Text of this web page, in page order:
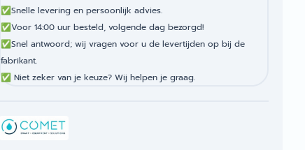
✅Snelle levering en persoonlijk advies.
✅Voor 14:00 uur besteld, volgende dag bezorgd!
✅Snel antwoord; wij vragen voor u de levertijden op bij de
fabrikant.
✅Niet zeker van je keuze? Wij helpen je graag.